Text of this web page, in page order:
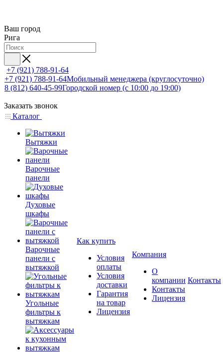
Ваш город
Рига
+7 (921) 788-91-64
+7 (921) 788-91-64Мобильный менеджера (круглосуточно)
8 (812) 640-45-99Городской номер (с 10:00 до 19:00)
Заказать звонок
Каталог
Вытяжки
Варочные
панели
Духовые
шкафы
Варочные
панели с
вытяжкой
Угольные
фильтры к
вытяжкам
Как купить
Условия
оплаты
Условия
доставки
Гарантия
на товар
Лицензия
Компания
О
компании
Контакты
Лицензия
Контакты